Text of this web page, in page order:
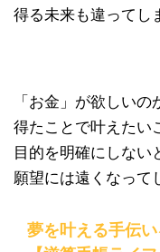
得る未来も違ってし
「お金」が欲しいの
得たことで叶えたい
目的を明確にしない
願望には遠くなって
夢を叶える手伝